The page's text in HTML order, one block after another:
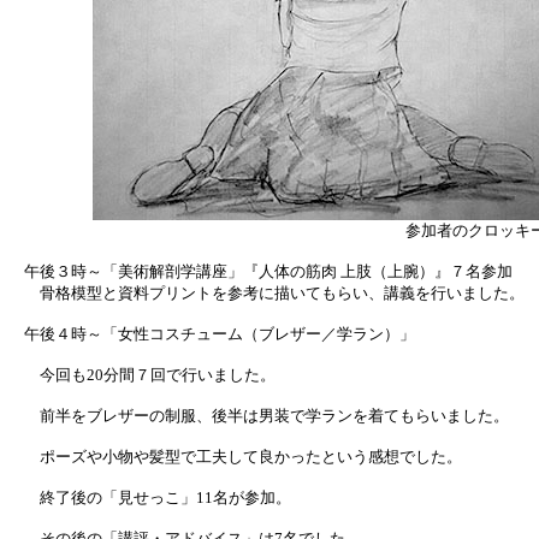
参加者のクロッキ
午後３時～「美術解剖学講座」『人体の筋肉 上肢（上腕）』７名参加
骨格模型と資料プリントを参考に描いてもらい、講義を行いました。
午後４時～「女性コスチューム（ブレザー／学ラン）」
今回も20分間７回で行いました。
前半をブレザーの制服、後半は男装で学ランを着てもらいました。
ポーズや小物や髪型で工夫して良かったという感想でした。
終了後の「見せっこ」11名が参加。